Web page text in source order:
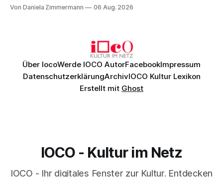
psychologische Tiefe mit starken Bildern, getragen von
Von Daniela Zimmermann 06 Aug. 2026
Über IocoWerde IOCO AutorFacebookImpressum
DatenschutzerklärungArchivIOCO Kultur Lexikon
Erstellt mit Ghost
IOCO - Kultur im Netz
IOCO - Ihr digitales Fenster zur Kultur. Entdecken